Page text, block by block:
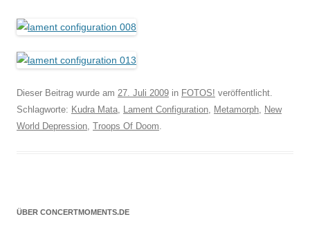
Dieser Beitrag wurde am 27. Juli 2009 in FOTOS! veröffentlicht.
Schlagworte: Kudra Mata, Lament Configuration, Metamorph, New
World Depression, Troops Of Doom.
ÜBER CONCERTMOMENTS.DE